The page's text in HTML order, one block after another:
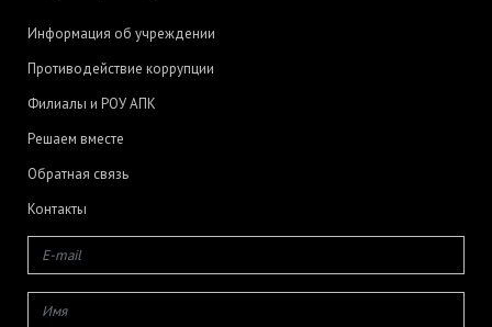
Информация об учреждении
Противодействие коррупции
Филиалы и РОУ АПК
Решаем вместе
Обратная связь
Контакты